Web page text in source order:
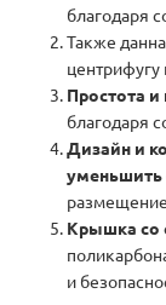
благодаря
Также
центрифугу
Простота
благодаря
Дизайн и
уменьшить
Крышка со
и